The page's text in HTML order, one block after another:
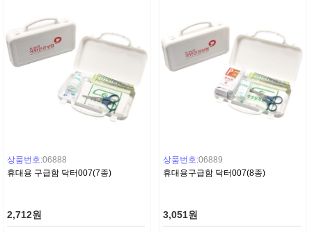
상품번호:06888
휴대용 구급함 닥터007(7종)
2,712원
상품번호:06889
휴대용구급함 닥터007(8종)
3,051원